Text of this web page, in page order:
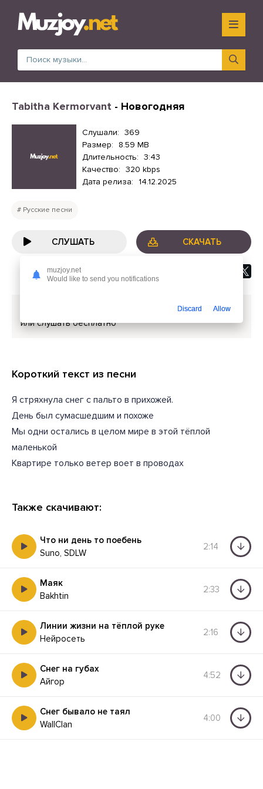
Tabitha Kermorvant - Новогодняя
Слушали: 369
Размер:
8.59 MB
Длительность: 3:43
Качество: 320 kbps
Дата релиза: 14.12.2025
Русские песни
СЛУШАТЬ СКАЧАТЬ
Tabitha Kermorvant - Новогодняя
или слушать бесплатно
Короткий текст из песни
Я стряхнула снег с пальто в прихожей.
День был сумасшедшим и похоже
Мы одни остались в целом мире в этой тёплой
маленькой
Квартире только ветер воет в проводах
Также скачивают:
Что ни день то поебень
Suno, SDLW
2:14
Маяк
Bakhtin
2:33
Линии жизни на тёплой руке
Нейросеть
2:16
Снег на губах
Айгор
4:52
Снег бывало не таял
WallClan
4:00
muzjoy.net
Would like to send you notifications
Discard Allow